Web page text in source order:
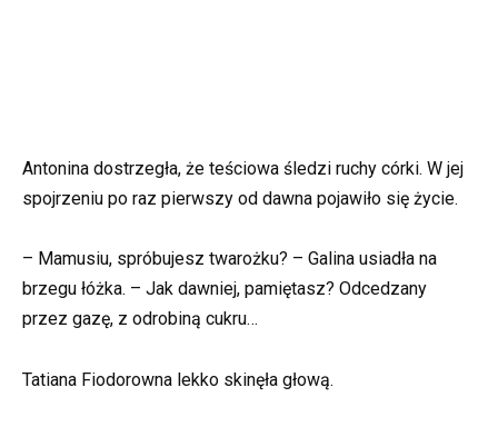
Antonina dostrzegła, że teściowa śledzi ruchy córki. W jej
spojrzeniu po raz pierwszy od dawna pojawiło się życie.
– Mamusiu, spróbujesz twarożku? – Galina usiadła na
brzegu łóżka. – Jak dawniej, pamiętasz? Odcedzany
przez gazę, z odrobiną cukru…
Tatiana Fiodorowna lekko skinęła głową.